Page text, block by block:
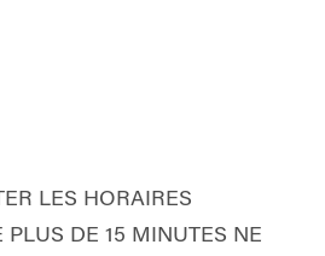
LES HORAIRES
DE 15 MINUTES NE